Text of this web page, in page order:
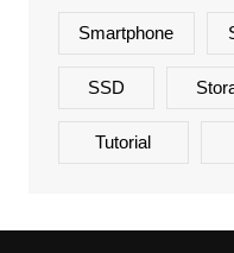
Smartphone
SSD
Tutorial